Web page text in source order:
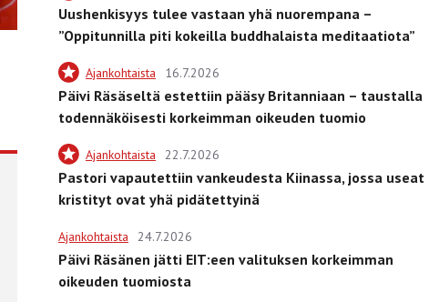
Uushenkisyys tulee vastaan yhä nuorempana –
”Oppitunnilla piti kokeilla buddhalaista meditaatiota”
Ajankohtaista 16.7.2026
Päivi Räsäseltä estettiin pääsy Britanniaan – taustalla
todennäköisesti korkeimman oikeuden tuomio
Ajankohtaista 22.7.2026
Pastori vapautettiin vankeudesta Kiinassa, jossa useat
kristityt ovat yhä pidätettyinä
Ajankohtaista 24.7.2026
Päivi Räsänen jätti EIT:een valituksen korkeimman
oikeuden tuomiosta